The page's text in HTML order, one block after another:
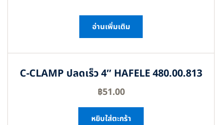
อ่านเพิ่มเติม
C-CLAMP ปลดเร็ว 4″ HAFELE 480.00.813
฿51.00
หยิบใส่ตะกร้า